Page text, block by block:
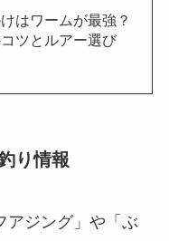
はワームが最強？
ツとルアー選び
り情報
アジング」や「ぶ